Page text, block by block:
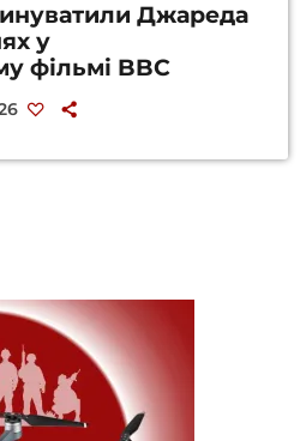
Джареда
у
фільмі BBC